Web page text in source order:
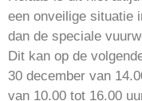
een onveilige situatie
dan de speciale
Dit kan op de
30 december van
van 10.00 tot 16.00